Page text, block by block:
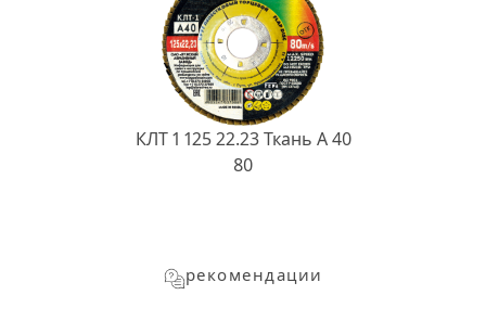
КЛТ 1 125 22.23 Ткань A 40
80
рекомендации